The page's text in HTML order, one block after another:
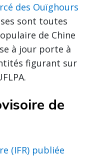
des Ouïghours
sont toutes
de Chine
à jour porte à
figurant sur
de
(IFR) publiée